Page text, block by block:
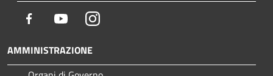
Facebook YoutubeInstagram
AMMINISTRAZIONE